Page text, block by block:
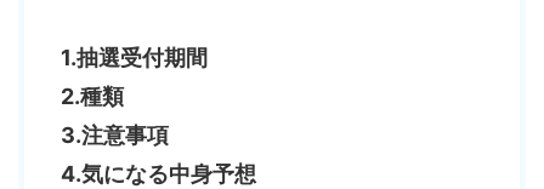
1.抽選受付期間
2.種類
3.注意事項
4.気になる中身予想